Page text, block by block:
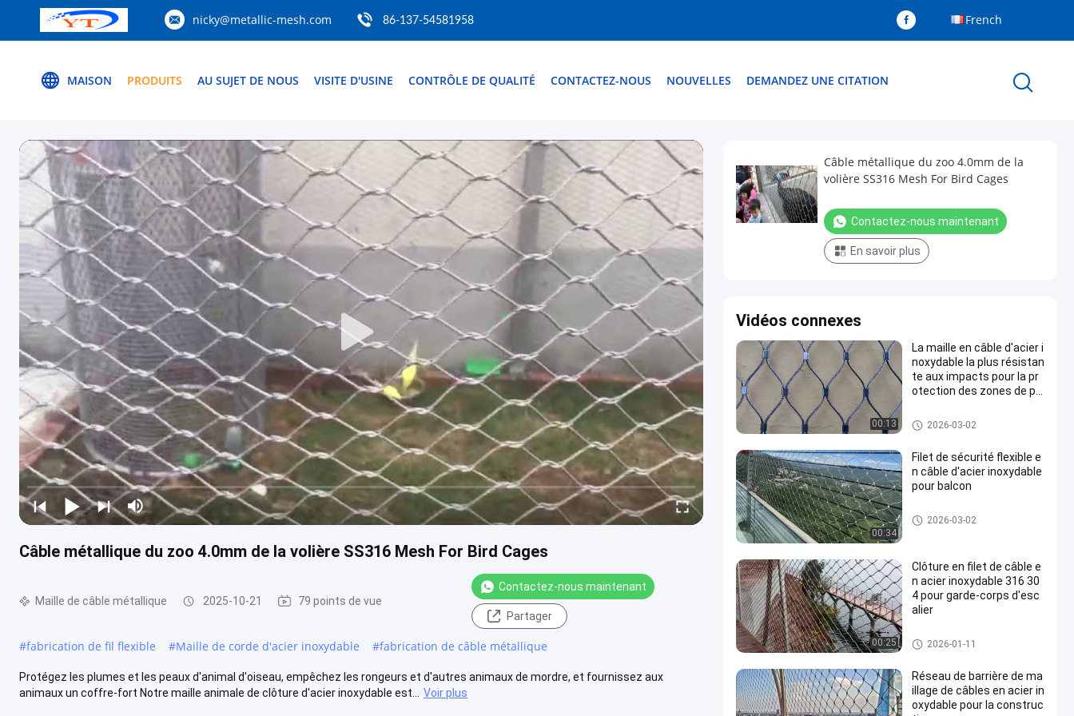
nicky@metallic-mesh.com 86-137-54581958 French
MAISON PRODUITS AU SUJET DE NOUS VISITE D'USINE CONTRÔLE DE QUALITÉ CONTACTEZ-NOUS NOUVELLES DEMANDEZ UNE CITATION
Câble métallique du zoo 4.0mm de la volière SS316 Mesh For Bird Cages
Maille de câble métallique 2025-10-21 79 points de vue
Contactez-nous maintenant
Partager
#fabrication de fil flexible #Maille de corde d'acier inoxydable #fabrication de câble métallique
Protégez les plumes et les peaux d'animal d'oiseau, empêchez les rongeurs et d'autres animaux de mordre, et fournissez aux
animaux un coffre-fort Notre maille animale de clôture d'acier inoxydable est...
Voir plus
Câble métallique du zoo 4.0mm de la
volière SS316 Mesh For Bird Cages
Contactez-nous maintenant
En savoir plus
Vidéos connexes
00:13
La maille en câble d'acier i
noxydable la plus résistan
te aux impacts pour la pr
otection des zones de pr
Maille de câble métallique
2026-03-02
00:34
Filet de sécurité flexible e
n câble d'acier inoxydable
pour balcon
Maille de câble métallique
2026-03-02
00:25
Clôture en filet de câble e
n acier inoxydable 316 30
4 pour garde-corps d'esc
alier
Maille de câble métallique
2026-01-11
Réseau de barrière de ma
illage de câbles en acier in
oxydable pour la construc